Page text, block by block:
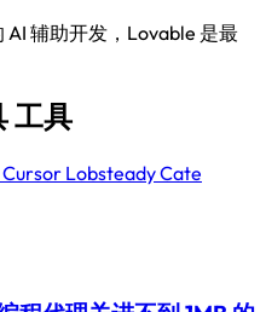
辅助开发，Lovable 是最
工具
Cursor LobsteadyCate